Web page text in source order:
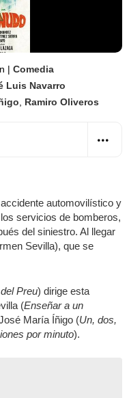
| Comedia
Luis Navarro
Ramiro Oliveros
automovilístico y
servicios de bomberos,
del siniestro. Al llegar
Sevilla), que se
Preu) dirige esta
(Enseñar a un
María Íñigo (Un, dos,
por minuto).